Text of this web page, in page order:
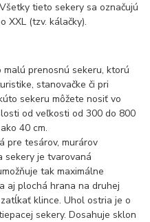
tieto sekery sa označujú
XXL (tzv. kálačky).
malú prenosnú sekeru, ktorú
stanovačke či pri
sekeru môžete nosiť vo
od veľkosti od 300 do 800
40 cm.
pre tesárov, murárov
sekery je tvarovaná
tak maximálne
aj plochá hrana na druhej
klince. Uhol ostria je o
sekery. Dosahuje sklon